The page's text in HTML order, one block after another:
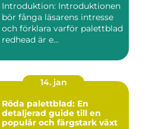
Introduktion: Introduktionen
bör fånga läsarens intresse
och förklara varför palettblad
redhead är e...
14. jan
Röda palettblad: En
detaljerad guide till en
populär och färgstark växt